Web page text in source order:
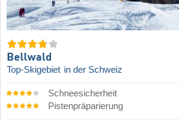
Bellwald
Top-Skigebiet in der Schweiz
Schneesicherheit
Pistenpräparierung